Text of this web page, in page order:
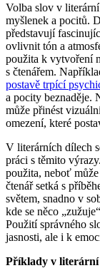
Volba slov v
myšlenek a pocitů.
představují
ovlivnit tón a
použita k vytvoření
s čtenářem.
postavě trpící
a pocity beznaděje.
může přinést
omezení, které
V literárních dílech
práci s těmito
použita, neboť
čtenář setká s
světem, snadno v
kde se něco
Použití správného
jasnosti, ale i k
Příklady v